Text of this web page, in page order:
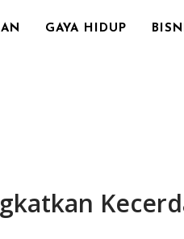
GAYA HIDUP